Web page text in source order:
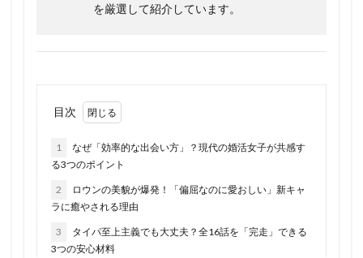
を厳選して紹介しています。
目次
1
なぜ「効率的な出会い方」？現代の婚活女子が共感す
る3つのポイント
2
ロウンの美貌が爆発！「偏屈なのに愛おしい」新キャ
ラに癒やされる理由
3
タイパ至上主義でも大丈夫？全16話を「完走」できる
3つの安心材料